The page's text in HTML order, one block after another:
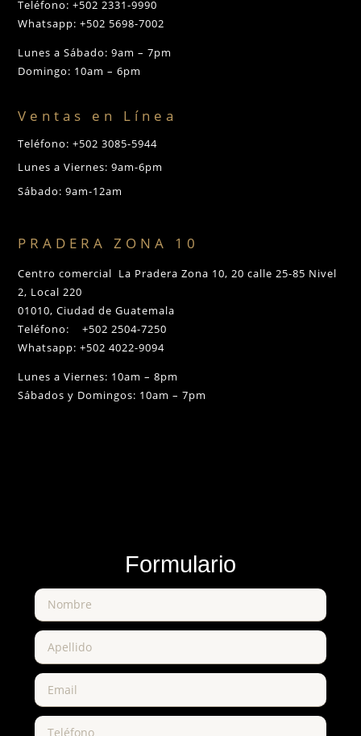
Teléfono: +502 2331-9990
Whatsapp: +502 5698-7002
Lunes a Sábado: 9am – 7pm
Domingo: 10am – 6pm
Ventas en Línea
Teléfono: +502 3085-5944
Lunes a Viernes: 9am-6pm
Sábado: 9am-12am
PRADERA ZONA 10
Centro comercial La Pradera Zona 10, 20 calle 25-85 Nivel
2, Local 220
01010, Ciudad de Guatemala
Teléfono: +502 2504-7250
Whatsapp: +502 4022-9094
Lunes a Viernes: 10am – 8pm
Sábados y Domingos: 10am – 7pm
Formulario